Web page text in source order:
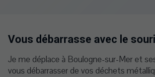
Vous débarrasse avec le
Je me déplace à Boulogne-sur-Mer et
vous débarrasser de vos déchets